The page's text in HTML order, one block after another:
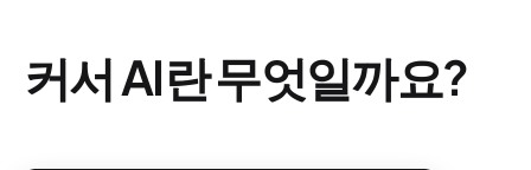
커서 AI란 무엇일까요?